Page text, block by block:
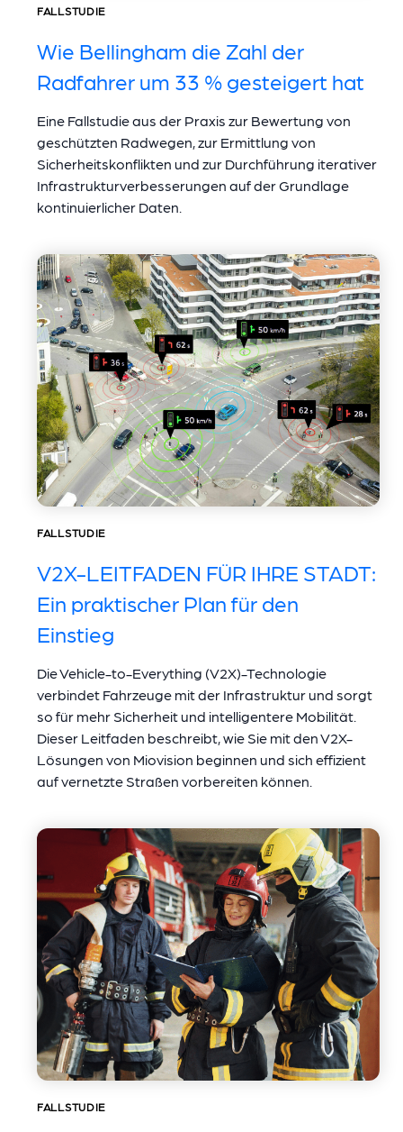
FALLSTUDIE
Wie Bellingham die Zahl der
Radfahrer um 33 % gesteigert hat
Eine Fallstudie aus der Praxis zur Bewertung von
geschützten Radwegen, zur Ermittlung von
Sicherheitskonflikten und zur Durchführung iterativer
Infrastrukturverbesserungen auf der Grundlage
kontinuierlicher Daten.
FALLSTUDIE
V2X-LEITFADEN FÜR IHRE STADT:
Ein praktischer Plan für den
Einstieg
Die Vehicle-to-Everything (V2X)-Technologie
verbindet Fahrzeuge mit der Infrastruktur und sorgt
so für mehr Sicherheit und intelligentere Mobilität.
Dieser Leitfaden beschreibt, wie Sie mit den V2X-
Lösungen von Miovision beginnen und sich effizient
auf vernetzte Straßen vorbereiten können.
FALLSTUDIE